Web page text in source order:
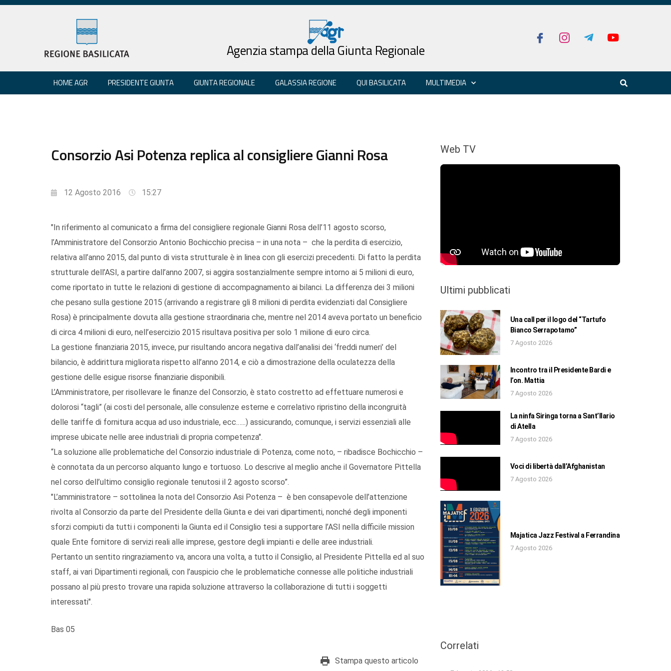
Agenzia stampa della Giunta Regionale
HOME AGR PRESIDENTE GIUNTA GIUNTA REGIONALE GALASSIA REGIONE QUI BASILICATA MULTIMEDIA
Consorzio Asi Potenza replica al consigliere Gianni Rosa
12 Agosto 2016 15:27
"In riferimento al comunicato a firma del consigliere regionale Gianni Rosa dell’11 agosto scorso,
l’Amministratore del Consorzio Antonio Bochicchio precisa – in una nota – che la perdita di esercizio,
relativa all’anno 2015, dal punto di vista strutturale è in linea con gli esercizi precedenti. Di fatto la perdita
strutturale dell’ASI, a partire dall’anno 2007, si aggira sostanzialmente sempre intorno ai 5 milioni di euro,
come riportato in tutte le relazioni di gestione di accompagnamento ai bilanci. La differenza dei 3 milioni
che pesano sulla gestione 2015 (arrivando a registrare gli 8 milioni di perdita evidenziati dal Consigliere
Rosa) è principalmente dovuta alla gestione straordinaria che, mentre nel 2014 aveva portato un beneficio
di circa 4 milioni di euro, nell’esercizio 2015 risultava positiva per solo 1 milione di euro circa.
La gestione finanziaria 2015, invece, pur risultando ancora negativa dall’analisi dei ‘freddi numeri’ del
bilancio, è addirittura migliorata rispetto all’anno 2014, e ciò a dimostrazione della oculatezza della
gestione delle esigue risorse finanziarie disponibili.
L’Amministratore, per risollevare le finanze del Consorzio, è stato costretto ad effettuare numerosi e
dolorosi “tagli” (ai costi del personale, alle consulenze esterne e correlativo ripristino della incongruità
delle tariffe di fornitura acqua ad uso industriale, ecc.…..) assicurando, comunque, i servizi essenziali alle
imprese ubicate nelle aree industriali di propria competenza".
“La soluzione alle problematiche del Consorzio industriale di Potenza, come noto, – ribadisce Bochicchio –
è connotata da un percorso alquanto lungo e tortuoso. Lo descrive al meglio anche il Governatore Pittella
nel corso dell’ultimo consiglio regionale tenutosi il 2 agosto scorso”.
"L’amministratore – sottolinea la nota del Consorzio Asi Potenza – è ben consapevole dell’attenzione
rivolta al Consorzio da parte del Presidente della Giunta e dei vari dipartimenti, nonché degli imponenti
sforzi compiuti da tutti i componenti la Giunta ed il Consiglio tesi a supportare l’ASI nella difficile mission
quale Ente fornitore di servizi reali alle imprese, gestore degli impianti e delle aree industriali.
Pertanto un sentito ringraziamento va, ancora una volta, a tutto il Consiglio, al Presidente Pittella ed al suo
staff, ai vari Dipartimenti regionali, con l’auspicio che le problematiche connesse alle politiche industriali
possano al più presto trovare una rapida soluzione attraverso la collaborazione di tutti i soggetti
interessati".
Bas 05
Stampa questo articolo
Web TV
Ultimi pubblicati
Una call per il logo del “Tartufo
Bianco Serrapotamo”
7 Agosto 2026
Incontro tra il Presidente Bardi e
l’on. Mattia
7 Agosto 2026
La ninfa Siringa torna a Sant’Ilario
di Atella
7 Agosto 2026
Voci di libertà dall’Afghanistan
7 Agosto 2026
Majatica Jazz Festival a Ferrandina
7 Agosto 2026
Correlati